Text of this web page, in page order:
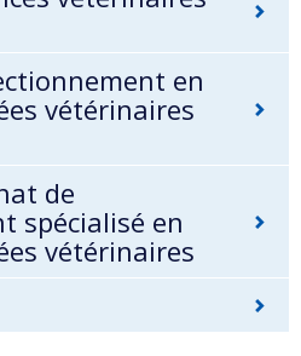
en
vétérinaires
de
spécialisé en
vétérinaires